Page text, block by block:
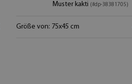
Muster kakti (#dp-38381705)
Größe von: 75x45 cm